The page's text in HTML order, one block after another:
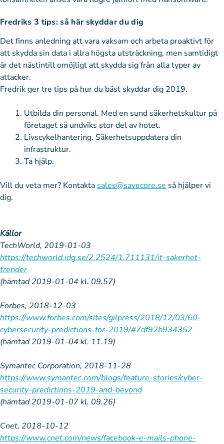
Fredriks 3 tips: så här skyddar du dig
Det finns anledning att vara vaksam och arbeta proaktivt för
att skydda sin data i allra högsta utsträckning, men samtidigt
är det nästintill omöjligt att skydda sig från alla typer av
attacker.
Fredrik ger tre tips på hur du bäst skyddar dig 2019.
Utbilda din personal. Med en sund säkerhetskultur på
företaget så undviks stor del av hotet.
Livscykelhantering. Säkerhetsuppdatera din
infrastruktur.
Ta hjälp.
Vill du veta mer? Kontakta sales@savecore.se så hjälper vi
dig.
Källor
TechWorld, 2019-01-03
https://techworld.idg.se/2.2524/1.711131/it-sakerhet-
trender
(hämtad 2019-01-04 kl. 09.57)
Forbes, 2018-12-03
https://www.forbes.com/sites/gilpress/2018/12/03/60-
cybersecurity-predictions-for-2019/#7df92b934352
(hämtad 2019-01-04 kl. 11.19)
Symantec Corporation, 2018-11-28
https://www.symantec.com/blogs/feature-stories/cyber-
security-predictions-2019-and-beyond
(hämtad 2019-01-07 kl. 09.26)
Cnet, 2018-10-12
https://www.cnet.com/news/facebook-e-mails-phone-